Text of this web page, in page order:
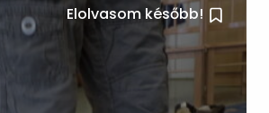
Elolvasom később!